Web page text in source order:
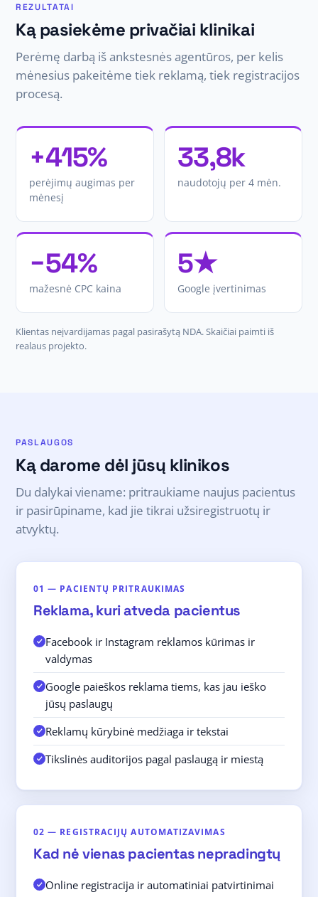
REZULTATAI
Ką pasiekėme privačiai klinikai
Perėmę darbą iš ankstesnės agentūros, per kelis
mėnesius pakeitėme tiek reklamą, tiek registracijos
procesą.
+415%
perėjimų augimas per
mėnesį
33,8k
naudotojų per 4 mėn.
−54%
mažesnė CPC kaina
5★
Google įvertinimas
Klientas neįvardijamas pagal pasirašytą NDA. Skaičiai paimti iš
realaus projekto.
PASLAUGOS
Ką darome dėl jūsų klinikos
Du dalykai viename: pritraukiame naujus pacientus
ir pasirūpiname, kad jie tikrai užsiregistruotų ir
atvyktų.
01 — PACIENTŲ PRITRAUKIMAS
Reklama, kuri atveda pacientus
Facebook ir Instagram reklamos kūrimas ir
valdymas
Google paieškos reklama tiems, kas jau ieško
jūsų paslaugų
Reklamų kūrybinė medžiaga ir tekstai
Tikslinės auditorijos pagal paslaugą ir miestą
02 — REGISTRACIJŲ AUTOMATIZAVIMAS
Kad nė vienas pacientas nepradingtų
Online registracija ir automatiniai patvirtinimai